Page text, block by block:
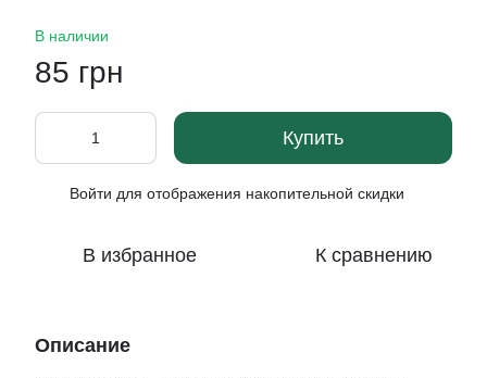
В наличии
85 грн
Купить
Войти для отображения накопительной скидки
В избранное К сравнению
Описание